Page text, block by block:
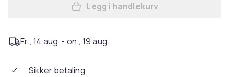
Legg 50g Gigantiske
Legg i handlekurv
Fr., 14 aug. - on., 19 aug.
Sikker betaling